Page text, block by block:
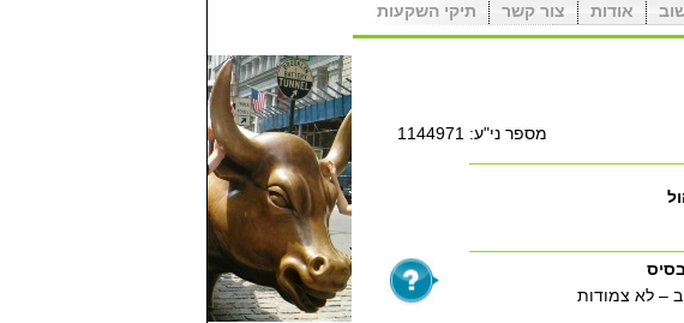
אודות צור קשר תיקי השקעות
מספר ני"ע: 1144971
– לא צמודות